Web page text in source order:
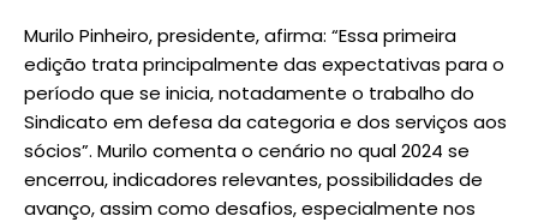
Murilo Pinheiro, presidente, afirma: “Essa primeira
edição trata principalmente das expectativas para o
período que se inicia, notadamente o trabalho do
Sindicato em defesa da categoria e dos serviços aos
sócios”. Murilo comenta o cenário no qual 2024 se
encerrou, indicadores relevantes, possibilidades de
avanço, assim como desafios, especialmente nos